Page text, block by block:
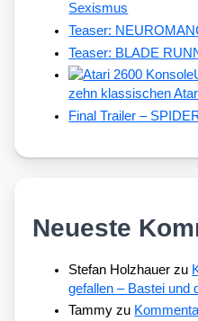
Sexismus
Teaser:
Teaser: BLADE
zehn klassischen
Final Trailer –
Neueste
Stefan Holzhauer zu
gefallen – Bastei und
Tammy zu